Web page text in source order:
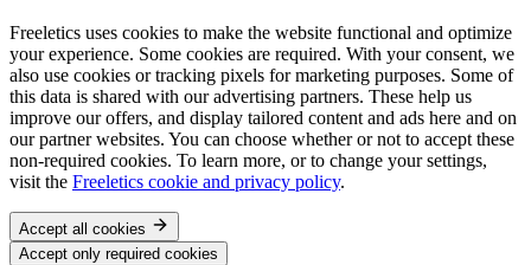
Freeletics uses cookies to make the website functional and optimize
your experience. Some cookies are required. With your consent, we
also use cookies or tracking pixels for marketing purposes. Some of
this data is shared with our advertising partners. These help us
improve our offers, and display tailored content and ads here and on
our partner websites. You can choose whether or not to accept these
non-required cookies. To learn more, or to change your settings,
visit the Freeletics cookie and privacy policy.
Accept all cookies
Accept only required cookies